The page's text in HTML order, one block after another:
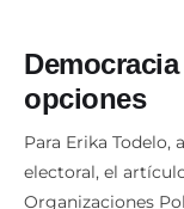
opciones
Para Erika
electoral, el
Organizaciones